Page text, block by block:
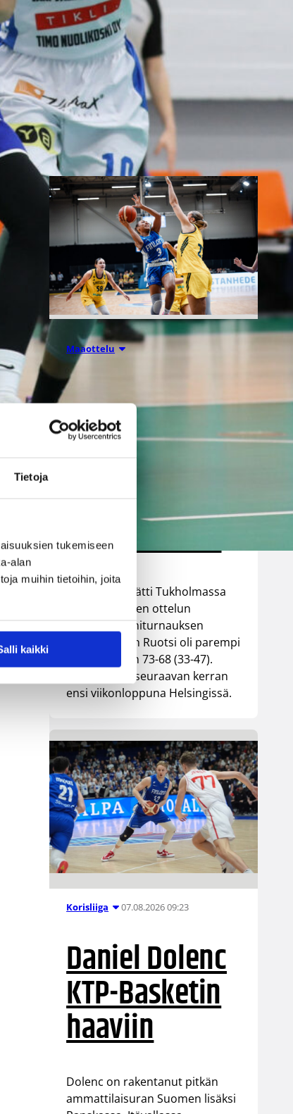
Tietoja
tukemiseen
alan
muihin tietoihin, joita
kaikki
Suomen 16-vuotiaat pojat
ottivat vakuuttavan 85–45-voiton
Luxemburgista B-divisioonan
EM-kilpailuissa johtamalla
ottelua alusta loppuun. Suomi
kohtaa huomenna Ruotsin klo
19.30 Suomen aikaa.
Maaottelu 07.08.2026 21:42
Ruotsi piirun
verran
Susiladiesia
parempi
Tukholmassa
Susiladies päätti Tukholmassa
pelatun kahden ottelun
mittaisen miniturnauksen
tappioon, kun Ruotsi oli parempi
loppulukemin 73-68 (33-47).
Suomi pelaa seuraavan kerran
ensi viikonloppuna Helsingissä.
Korisliiga 07.08.2026 09:23
Daniel Dolenc
KTP-Basketin
haaviin
Dolenc on rakentanut pitkän
ammattilaisuran Suomen lisäksi